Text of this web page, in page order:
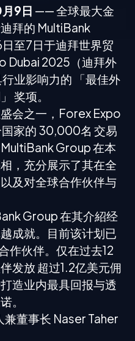
9日 —— 全球最大金
拜的 MultiBank
至7日于迪拜世界贸
Dubai 2025（迪拜外
业影响力的 「最佳外
奖项。
会之一，Forex Expo
家的 30,000名 交易
Group 在本
，充分展示了其在全
及对全球合作伙伴与
Group 在其介紹经
成就。目前该计划已
作伙伴。仅在过去12
发放 超过1.2亿美元佣
造业内最具回报与透
。
董事长 Naser Taher